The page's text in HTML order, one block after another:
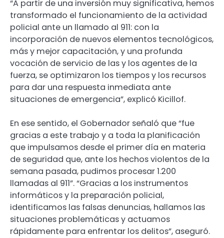
“A partir de una inversión muy significativa, hemos
transformado el funcionamiento de la actividad
policial ante un llamado al 911: con la
incorporación de nuevos elementos tecnológicos,
más y mejor capacitación, y una profunda
vocación de servicio de las y los agentes de la
fuerza, se optimizaron los tiempos y los recursos
para dar una respuesta inmediata ante
situaciones de emergencia”, explicó Kicillof.
En ese sentido, el Gobernador señaló que “fue
gracias a este trabajo y a toda la planificación
que impulsamos desde el primer día en materia
de seguridad que, ante los hechos violentos de la
semana pasada, pudimos procesar 1.200
llamadas al 911”. “Gracias a los instrumentos
informáticos y la preparación policial,
identificamos las falsas denuncias, hallamos las
situaciones problemáticas y actuamos
rápidamente para enfrentar los delitos”, aseguró.